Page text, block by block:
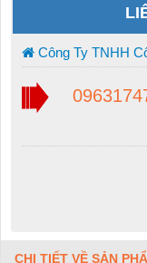
Công Ty TNHH
CHI TIẾT VỀ SẢN